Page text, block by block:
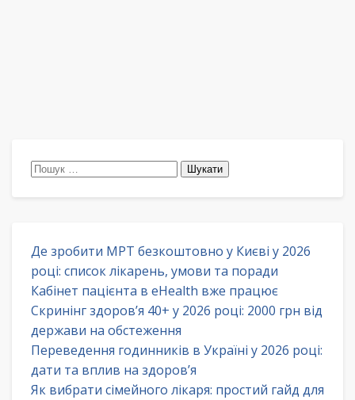
Пошук:
Де зробити МРТ безкоштовно у Києві у 2026
році: список лікарень, умови та поради
Кабінет пацієнта в eHealth вже працює
Скринінг здоров’я 40+ у 2026 році: 2000 грн від
держави на обстеження
Переведення годинників в Україні у 2026 році:
дати та вплив на здоров’я
Як вибрати сімейного лікаря: простий гайд для